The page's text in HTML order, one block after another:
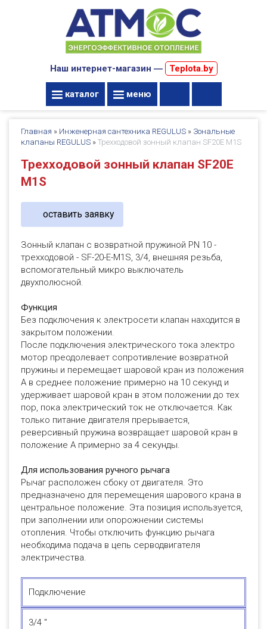
Наш интернет-магазин ― Teplota.by
каталог меню
Главная » Инженерная сантехника REGULUS » Зональные
клапаны REGULUS » Трехходовой зонный клапан SF20E M1S
Трехходовой зонный клапан SF20E
M1S
оставить заявку
Зонный клапан с возвратной пружиной PN 10 -
трехходовой - SF-20-E-M1S, 3/4, внешняя резьба,
вспомогательный микро выключатель
двухполюсной.
Функция
Без подключения к электросети клапан находится в
закрытом положении.
После подключения электрического тока электро
мотор преодолевает сопротивление возвратной
пружины и перемещает шаровой кран из положения
А в среднее положение примерно на 10 секунд и
удерживает шаровой кран в этом положении до тех
пор, пока электрический ток не отключается. Как
только питание двигателя прерывается,
реверсивный пружина возвращает шаровой кран в
положение A примерно за 4 секунды.
Для использования ручного рычага
Рычаг расположен сбоку от двигателя. Это
предназначено для перемещения шарового крана в
центральное положение. Эта позиция используется,
при заполнении или опорожнении системы
отопления. Чтобы отключить функцию рычага
необходима подача в цепь серводвигателя
электричества.
Подключение
3/4 "